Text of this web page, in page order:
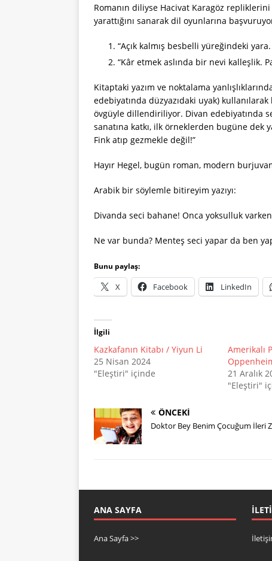
Romanın diliyse Hacivat Karagöz repliklerini
yarattığını sanarak dil oyunlarına
“Açık kalmış besbelli yüreğindeki
“Kâr etmek aslında bir nevi kalleşlik.
Kitaptaki yazım ve noktalama
edebiyatında düzyazıdaki uyak)
övgüyle dillendiriliyor. Divan edebiyatında
sanatına katkı, ilk örneklerden bugüne dek
Fink atıp gezmekle değil!”
Hayır Hegel, bugün roman, modern
Arabik bir söylemle bitireyim yazıyı:
Divanda seci bahane! Onca yoksulluk
Ne var bunda? Menteş seci yapar da ben
Bunu paylaş:
X Facebook LinkedIn
İlgili
Kazkafanın Kitabı / Yiyun Li
25 Nisan 2024
"Eleştiri" içinde
Amerikalı
21 Aralık
"Eleştiri"
ÖNCEKI
Doktor Bey Benim Çocuğum İleri
ANA SAYFA
Ana Sayfa >>